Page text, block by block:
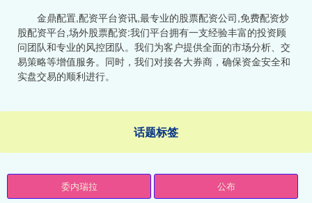
金鼎配置,配资平台资讯,最专业的股票配资公司,免费配资炒
股配资平台,场外股票配资:我们平台拥有一支经验丰富的投资顾
问团队和专业的风控团队。我们为客户提供全面的市场分析、交
易策略等增值服务。同时，我们对接各大券商，确保资金安全和
实盘交易的顺利进行。
话题标签
委内瑞拉 公布